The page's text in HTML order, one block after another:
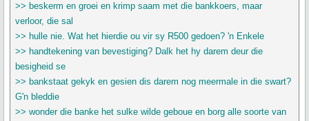
>> beskerm en groei en krimp saam met die bankkoers, maar
verloor, die sal
>> hulle nie. Wat het hierdie ou vir sy R500 gedoen? 'n Enkele
>> handtekening van bevestiging? Dalk het hy darem deur die
besigheid se
>> bankstaat gekyk en gesien dis darem nog meermale in die swart?
G'n bleddie
>> wonder die banke het sulke wilde geboue en borg alle soorte van